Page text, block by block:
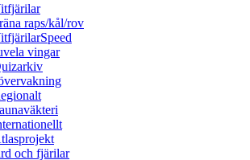
raps/kål/rov
vingar
och fjärilar